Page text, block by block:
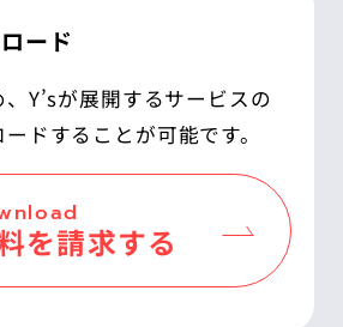
ード
Y’sが展開するサービスの
ドすることが可能です。
を請求する